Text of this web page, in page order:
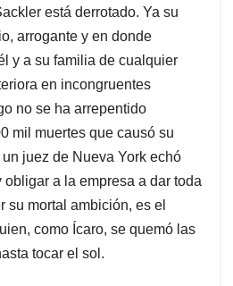
está derrotado. Ya su
arrogante y en donde
y a su familia de cualquier
en incongruentes
no se ha arrepentido
mil muertes que causó su
juez de Nueva York echó
obligar a la empresa a dar toda
su mortal ambición, es el
como Ícaro, se quemó las
tocar el sol.